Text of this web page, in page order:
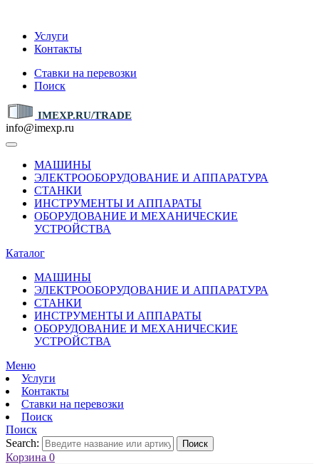
Услуги
Контакты
Ставки на перевозки
Поиск
IMEXP.RU/TRADE
info@imexp.ru
МАШИНЫ
ЭЛЕКТРООБОРУДОВАНИЕ И АППАРАТУРА
СТАНКИ
ИНСТРУМЕНТЫ И АППАРАТЫ
ОБОРУДОВАНИЕ И МЕХАНИЧЕСКИЕ
УСТРОЙСТВА
Каталог
МАШИНЫ
ЭЛЕКТРООБОРУДОВАНИЕ И АППАРАТУРА
СТАНКИ
ИНСТРУМЕНТЫ И АППАРАТЫ
ОБОРУДОВАНИЕ И МЕХАНИЧЕСКИЕ
УСТРОЙСТВА
Меню
Услуги
Контакты
Ставки на перевозки
Поиск
Поиск
Search:
Поиск
Корзина 0